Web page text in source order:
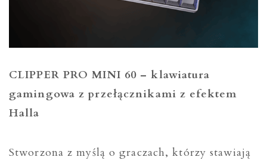
CLIPPER PRO MINI 60 – klawiatura
gamingowa z przełącznikami z efektem
Halla
Stworzona z myślą o graczach, którzy stawiają